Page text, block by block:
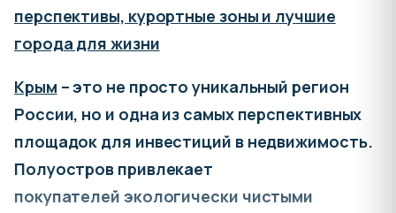
перспективы, курортные зоны и лучшие
города для жизни
Крым – это не просто уникальный регион
России, но и одна из самых перспективных
площадок для инвестиций в недвижимость.
Полуостров привлекает
покупателей экологически чистыми